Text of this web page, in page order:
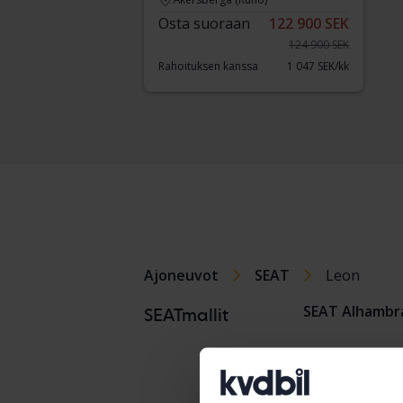
Osta suoraan 122 900 SEK
124 900 SEK
Rahoituksen kanssa
1 047 SEK/kk
Ajoneuvot SEAT Leon
SEATmallit SEAT